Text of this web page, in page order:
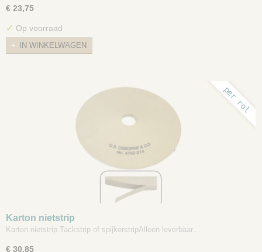
€ 23,75
✓ Op voorraad
IN WINKELWAGEN
per rol
Karton nietstrip
Karton nietstrip Tackstrip of spijkerstripAlleen leverbaar…
€ 30,85